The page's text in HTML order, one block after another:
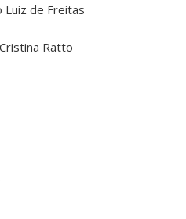
Luiz de Freitas
Ratto